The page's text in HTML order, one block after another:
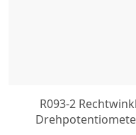
R093-2